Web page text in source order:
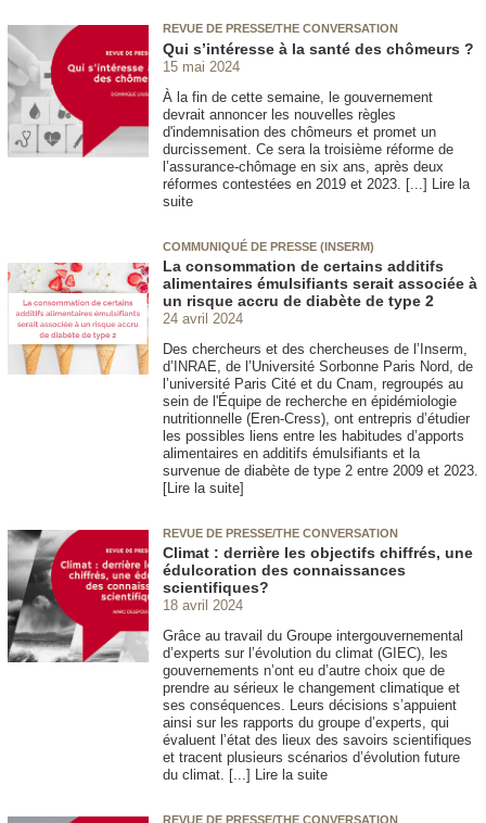
REVUE DE PRESSE/THE CONVERSATION
Qui s’intéresse à la santé des chômeurs ?
15 mai 2024
À la fin de cette semaine, le gouvernement
devrait annoncer les nouvelles règles
d'indemnisation des chômeurs et promet un
durcissement. Ce sera la troisième réforme de
l’assurance-chômage en six ans, après deux
réformes contestées en 2019 et 2023. [...] Lire la
suite
COMMUNIQUÉ DE PRESSE (INSERM)
La consommation de certains additifs
alimentaires émulsifiants serait associée à
un risque accru de diabète de type 2
24 avril 2024
Des chercheurs et des chercheuses de l’Inserm,
d’INRAE, de l’Université Sorbonne Paris Nord, de
l’université Paris Cité et du Cnam, regroupés au
sein de l'Équipe de recherche en épidémiologie
nutritionnelle (Eren-Cress), ont entrepris d’étudier
les possibles liens entre les habitudes d’apports
alimentaires en additifs émulsifiants et la
survenue de diabète de type 2 entre 2009 et 2023.
[Lire la suite]
REVUE DE PRESSE/THE CONVERSATION
Climat : derrière les objectifs chiffrés, une
édulcoration des connaissances
scientifiques?
18 avril 2024
Grâce au travail du Groupe intergouvernemental
d’experts sur l’évolution du climat (GIEC), les
gouvernements n’ont eu d’autre choix que de
prendre au sérieux le changement climatique et
ses conséquences. Leurs décisions s’appuient
ainsi sur les rapports du groupe d’experts, qui
évaluent l’état des lieux des savoirs scientifiques
et tracent plusieurs scénarios d’évolution future
du climat. [...] Lire la suite
REVUE DE PRESSE/THE CONVERSATION